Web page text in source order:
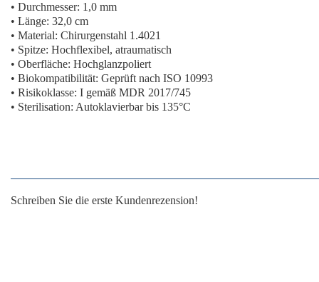
• Durchmesser: 1,0 mm
• Länge: 32,0 cm
• Material: Chirurgenstahl 1.4021
• Spitze: Hochflexibel, atraumatisch
• Oberfläche: Hochglanzpoliert
• Biokompatibilität: Geprüft nach ISO 10993
• Risikoklasse: I gemäß MDR 2017/745
• Sterilisation: Autoklavierbar bis 135°C
Schreiben Sie die erste Kundenrezension!